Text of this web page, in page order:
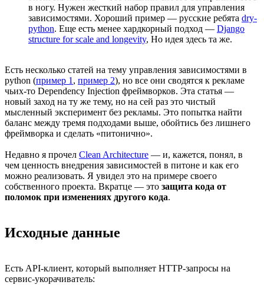
в ногу. Нужен жесткий набор правил для управления
зависимостями. Хороший пример — русские ребята dry-
python. Еще есть менее хардкорный подход — Django
structure for scale and longevity, Но идея здесь та же.
Есть несколько статей на тему управления зависимостями в
python (пример 1, пример 2), но все они сводятся к рекламе
чьих-то Dependency Injection фреймворков. Эта статья —
новый заход на ту же тему, но на сей раз это чистый
мысленный эксперимент без рекламы. Это попытка найти
баланс между тремя подходами выше, обойтись без лишнего
фреймворка и сделать «питонично».
Недавно я прочел Clean Architecture — и, кажется, понял, в
чем ценность внедрения зависимостей в питоне и как его
можно реализовать. Я увидел это на примере своего
собственного проекта. Вкратце — это защита кода от
поломок при изменениях другого кода.
Исходные данные
Есть API-клиент, который выполняет HTTP-запросы на
сервис-укорачиватель: